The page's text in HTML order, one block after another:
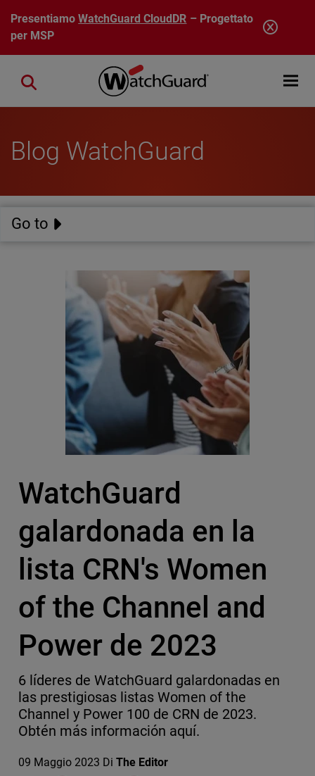
Salta al contenuto principale
PresentiamoWatchGuard CloudDR – Progettato
per MSP
Open
Close search
Blog WatchGuard
Go to
WatchGuard
galardonada en la
lista CRN's Women
of the Channel and
Power de 2023
6 líderes de WatchGuard galardonadas en
las prestigiosas listas Women of the
Channel y Power 100 de CRN de 2023.
Obtén más información aquí.
09 Maggio 2023 Di The Editor